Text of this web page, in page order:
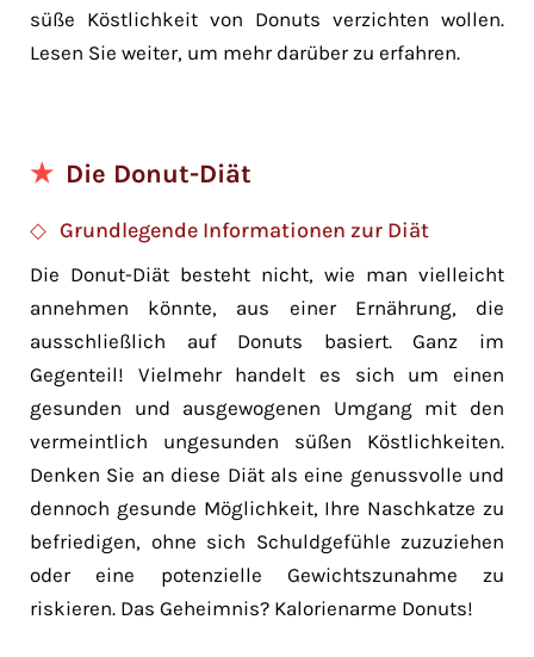
süße Köstlichkeit von Donuts verzichten wollen.
Lesen Sie weiter, um mehr darüber zu erfahren.
Die Donut-Diät
Grundlegende Informationen zur Diät
Die Donut-Diät besteht nicht, wie man vielleicht
annehmen könnte, aus einer Ernährung, die
ausschließlich auf Donuts basiert. Ganz im
Gegenteil! Vielmehr handelt es sich um einen
gesunden und ausgewogenen Umgang mit den
vermeintlich ungesunden süßen Köstlichkeiten.
Denken Sie an diese Diät als eine genussvolle und
dennoch gesunde Möglichkeit, Ihre Naschkatze zu
befriedigen, ohne sich Schuldgefühle zuzuziehen
oder eine potenzielle Gewichtszunahme zu
riskieren. Das Geheimnis? Kalorienarme Donuts!